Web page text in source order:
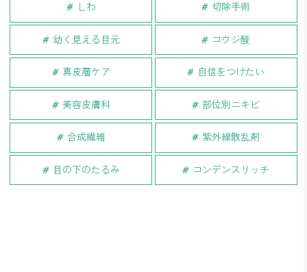
しわ 切除手術
幼く見える目元 コウジ酸
真皮層ケア 自信をつけたい
美容皮膚科 部位別ニキビ
合成繊維 紫外線散乱剤
目の下のたるみ コンデンスリッチ